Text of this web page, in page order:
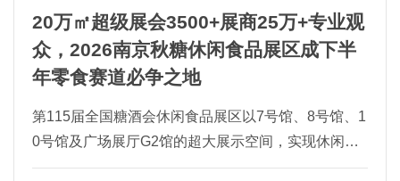
20万㎡超级展会3500+展商25万+专业观
众，2026南京秋糖休闲食品展区成下半
年零食赛道必争之地
第115届全国糖酒会休闲食品展区以7号馆、8号馆、1
0号馆及广场展厅G2馆的超大展示空间，实现休闲食
品全品类连片呈现，是糖酒会展览面积**的核心板块